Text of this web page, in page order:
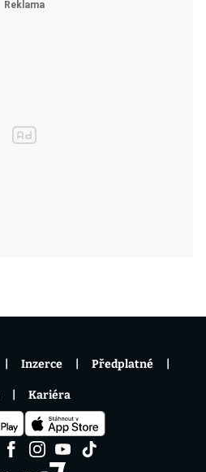
Inzerce Předplatné
Kariéra